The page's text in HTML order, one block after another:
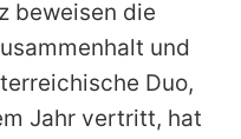
beweisen die
und
Duo,
Jahr vertritt, hat